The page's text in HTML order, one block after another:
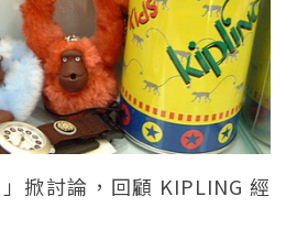
掀討論，回顧 KIPLING 經